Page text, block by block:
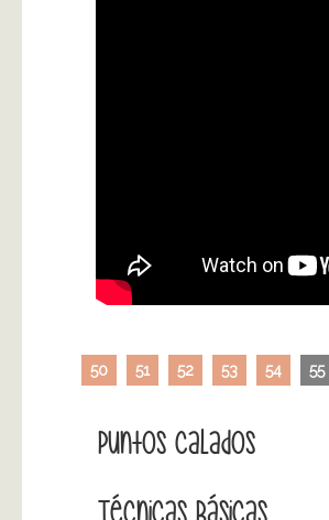
50 51 52 53 54 55
Puntos Calados
Técnicas Básicas